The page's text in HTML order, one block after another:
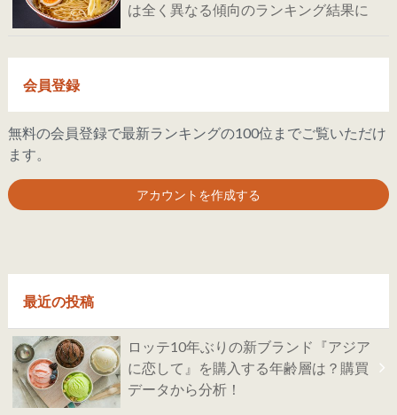
は全く異なる傾向のランキング結果に
会員登録
無料の会員登録で最新ランキングの100位までご覧いただけ
ます。
アカウントを作成する
最近の投稿
ロッテ10年ぶりの新ブランド『アジア
に恋して』を購入する年齢層は？購買
データから分析！